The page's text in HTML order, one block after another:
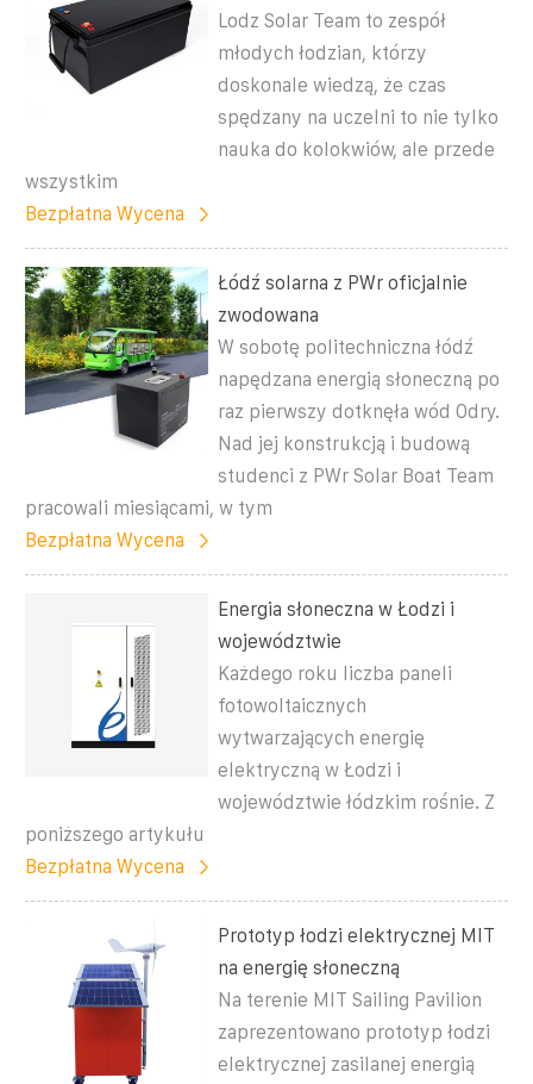
Lodz Solar Team to zespół
młodych łodzian, którzy
doskonale wiedzą, że czas
spędzany na uczelni to nie tylko
nauka do kolokwiów, ale przede
wszystkim
Bezpłatna Wycena
Łódź solarna z PWr oficjalnie
zwodowana
W sobotę politechniczna łódź
napędzana energią słoneczną po
raz pierwszy dotknęła wód Odry.
Nad jej konstrukcją i budową
studenci z PWr Solar Boat Team
pracowali miesiącami, w tym
Bezpłatna Wycena
Energia słoneczna w Łodzi i
województwie
Każdego roku liczba paneli
fotowoltaicznych
wytwarzających energię
elektryczną w Łodzi i
województwie łódzkim rośnie. Z
poniższego artykułu
Bezpłatna Wycena
Prototyp łodzi elektrycznej MIT
na energię słoneczną
Na terenie MIT Sailing Pavilion
zaprezentowano prototyp łodzi
elektrycznej zasilanej energią